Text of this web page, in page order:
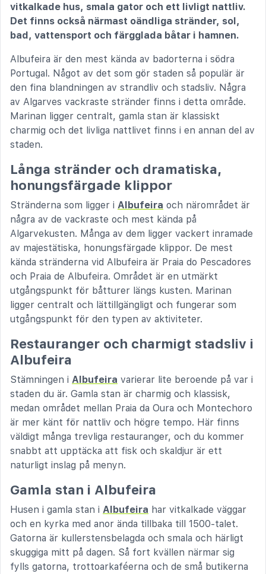
vitkalkade hus, smala gator och ett livligt nattliv.
Det finns också närmast oändliga stränder, sol,
bad, vattensport och färgglada båtar i hamnen.
Albufeira är den mest kända av badorterna i södra
Portugal. Något av det som gör staden så populär är
den fina blandningen av strandliv och stadsliv. Några
av Algarves vackraste stränder finns i detta område.
Marinan ligger centralt, gamla stan är klassiskt
charmig och det livliga nattlivet finns i en annan del av
staden.
Långa stränder och dramatiska,
honungsfärgade klippor
Stränderna som ligger i Albufeira och närområdet är
några av de vackraste och mest kända på
Algarvekusten. Många av dem ligger vackert inramade
av majestätiska, honungsfärgade klippor. De mest
kända stränderna vid Albufeira är Praia do Pescadores
och Praia de Albufeira. Området är en utmärkt
utgångspunkt för båtturer längs kusten. Marinan
ligger centralt och lättillgängligt och fungerar som
utgångspunkt för den typen av aktiviteter.
Restauranger och charmigt stadsliv i
Albufeira
Stämningen i Albufeira varierar lite beroende på var i
staden du är. Gamla stan är charmig och klassisk,
medan området mellan Praia da Oura och Montechoro
är mer känt för nattliv och högre tempo. Här finns
väldigt många trevliga restauranger, och du kommer
snabbt att upptäcka att fisk och skaldjur är ett
naturligt inslag på menyn.
Gamla stan i Albufeira
Husen i gamla stan i Albufeira har vitkalkade väggar
och en kyrka med anor ända tillbaka till 1500-talet.
Gatorna är kullerstensbelagda och smala och härligt
skuggiga mitt på dagen. Så fort kvällen närmar sig
fylls gatorna, trottoarkaféerna och de små butikerna